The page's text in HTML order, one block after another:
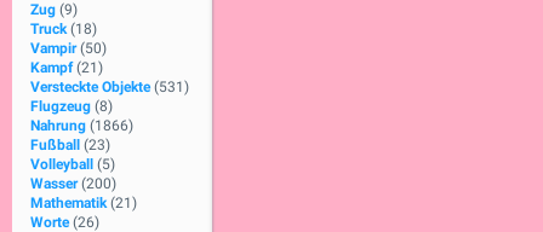
Zug (9)
Truck (18)
Vampir (50)
Kampf (21)
Versteckte Objekte (531)
Flugzeug (8)
Nahrung (1866)
Fußball
(23)
Volleyball
(5)
Wasser (200)
Mathematik (21)
Worte (26)